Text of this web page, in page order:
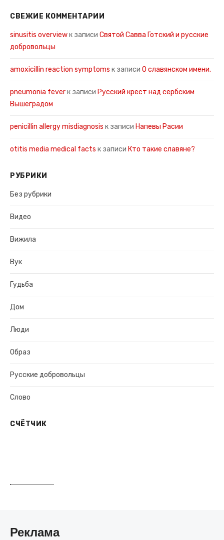
СВЕЖИЕ КОММЕНТАРИИ
sinusitis overviewк записи Святой Савва Готский и русские
добровольцы
amoxicillin reaction symptoms к записи О славянском имени.
pneumonia feverк записи Русский крест над сербским
Вышеградом
penicillin allergy misdiagnosis к записи Напевы Расии
otitis media medical facts к записи Кто такие славяне?
РУБРИКИ
Без рубрики
Видео
Вижила
Вук
Гудьба
Дом
Люди
Образ
Русские добровольцы
Слово
СЧЁТЧИК
Реклама